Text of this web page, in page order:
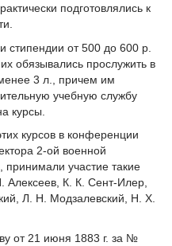
подготовлялись к
стипендии от 500 до 600 р.
обязывались прослужить в
3 л., причем им
учебную службу
курсы.
курсов в конференции
2-ой военной
принимали участие такие
Алексеев, К. К. Сент-Илер,
Л. Н. Модзалевский, H. X.
от 21 июня 1883 г. за №